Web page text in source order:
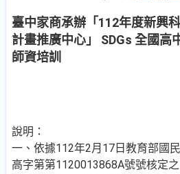
臺中家商承辦「112年度新興
計畫推廣中心」 SDGs 全國高
師資培訓
說明：
一、依據112年2月17日教育部國
高字第第1120013868A號號核定